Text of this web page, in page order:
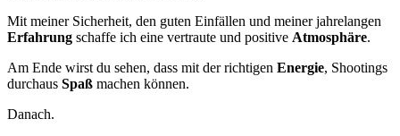
Mit meiner Sicherheit, den guten Einfällen und meiner jahrelangen
Erfahrung schaffe ich eine vertraute und positive Atmosphäre.
Am Ende wirst du sehen, dass mit der richtigen Energie, Shootings
durchaus Spaß machen können.
Danach.